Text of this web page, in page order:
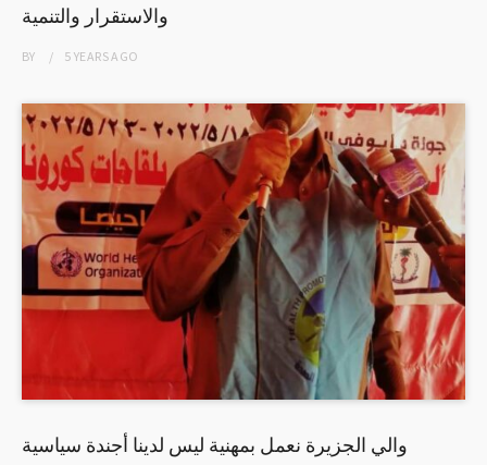
والاستقرار والتنمية
BY 5 YEARSAGO
والي الجزيرة نعمل بمهنية ليس لدينا أجندة سياسية